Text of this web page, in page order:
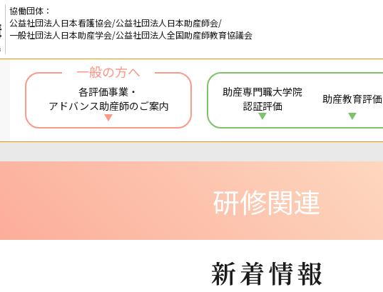
協働団体：
公益社団法人日本看護協会/公益社団法人日本助産師会/
一般社団法人日本助産学会/公益社団法人全国助産師教育協議会
一般の方へ
各評価事業・
アドバンス助産師のご案内
助産専門職大学院
認証評価
助産教育評価
研修関連